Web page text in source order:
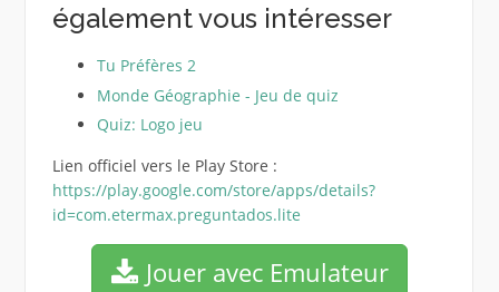
également vous intéresser
Tu Préfères 2
Monde Géographie - Jeu de quiz
Quiz: Logo jeu
Lien officiel vers le Play Store :
https://play.google.com/store/apps/details?
id=com.etermax.preguntados.lite
Jouer avec Emulateur